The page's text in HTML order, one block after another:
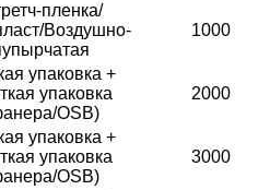
пленка/
Воздушно-
1000
упаковка +
упаковка
OSB)
2000
упаковка +
упаковка
OSB)
3000